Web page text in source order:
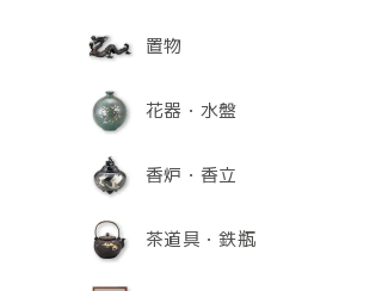
置物
花器・水盤
香炉・香立
茶道具・鉄瓶